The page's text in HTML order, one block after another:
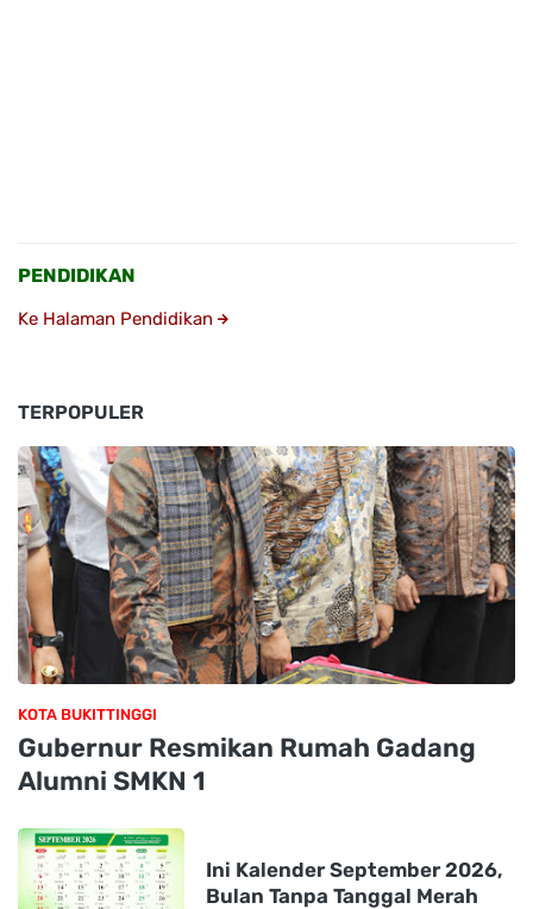
PENDIDIKAN
Ke Halaman Pendidikan
TERPOPULER
KOTA BUKITTINGGI
Gubernur Resmikan Rumah Gadang
Alumni SMKN 1
Ini Kalender September 2026,
Bulan Tanpa Tanggal Merah